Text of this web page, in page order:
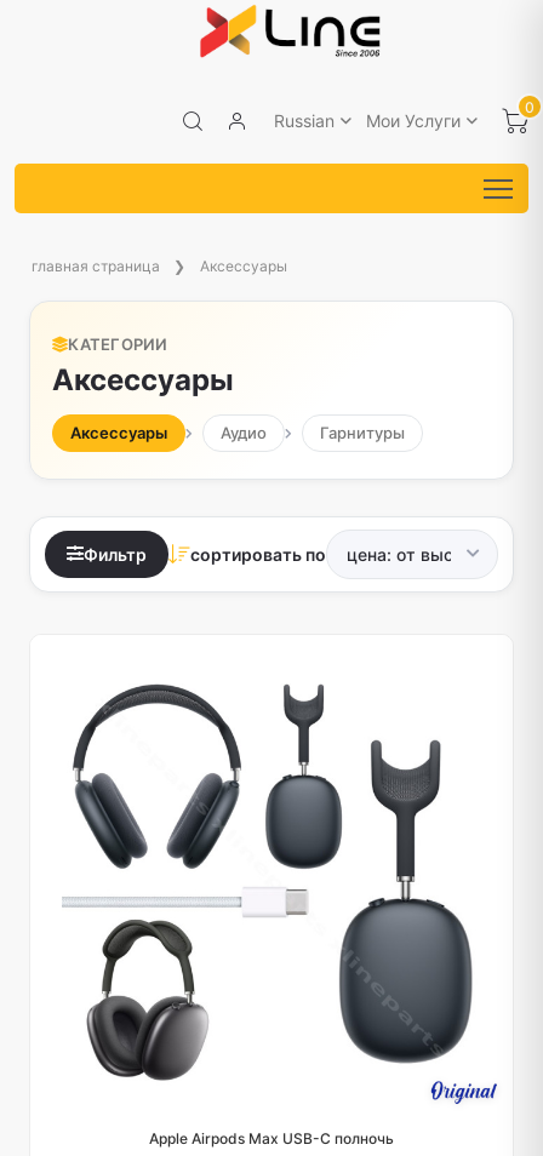
Russian Мои Услуги
0
главная страница Аксессуары
КАТЕГОРИИ
Аксессуары
Аксессуары Аудио Гарнитуры
Фильтр сортировать по
Apple Airpods Max USB-C полночь